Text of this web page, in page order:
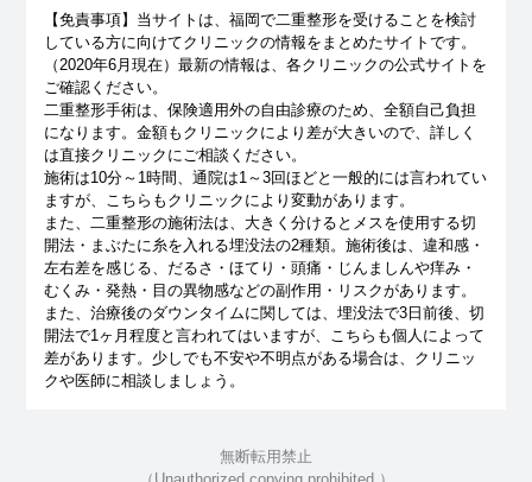
【免責事項】 当サイトは、福岡で二重整形を受けることを検討
している方に向けてクリニックの情報をまとめたサイトです。
（2020年6月現在）最新の情報は、各クリニックの公式サイトを
ご確認ください。
二重整形手術は、保険適用外の自由診療のため、全額自己負担
になります。金額もクリニックにより差が大きいので、詳しく
は直接クリニックにご相談ください。
施術は10分～1時間、通院は1～3回ほどと一般的には言われてい
ますが、こちらもクリニックにより変動があります。
また、二重整形の施術法は、大きく分けるとメスを使用する切
開法・まぶたに糸を入れる埋没法の2種類。施術後は、違和感・
左右差を感じる、だるさ・ほてり・頭痛・じんましんや痒み・
むくみ・発熱・目の異物感などの副作用・リスクがあります。
また、治療後のダウンタイムに関しては、埋没法で3日前後、切
開法で1ヶ月程度と言われてはいますが、こちらも個人によって
差があります。少しでも不安や不明点がある場合は、クリニッ
クや医師に相談しましょう。
無断転用禁止